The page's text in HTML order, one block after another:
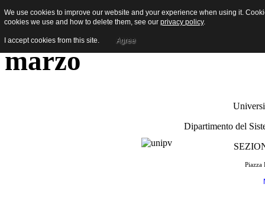
[Newsletter studenti]
marzo
Dipartimento del
Piazza
We use cookies to improve our website and your experience when using it.
cookies we use and how to delete them, see our privacy policy.
I accept cookies from this site. Agree